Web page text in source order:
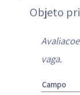
Objeto
vaga.
Campo